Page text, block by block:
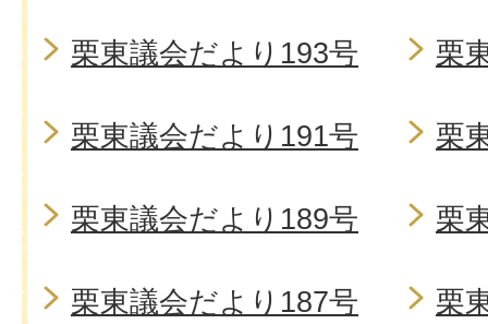
栗東議会だより193号 栗
栗東議会だより191号 栗
栗東議会だより189号 栗
栗東議会だより187号 栗